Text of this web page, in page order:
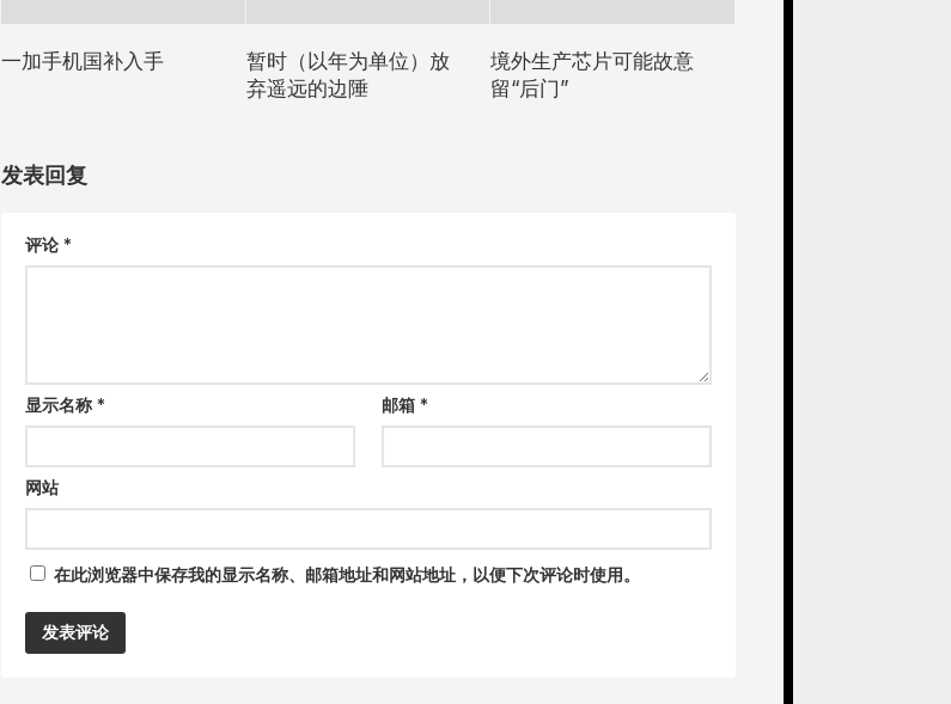
一加手机国补入手
暂时（以年为单位）放
弃遥远的边陲
境外生产芯片可能故意
留“后门”
发表回复
评论 *
显示名称 * 邮箱*
网站
在此浏览器中保存我的显示名称、邮箱地址和网站地址，以便下次评论时使用。